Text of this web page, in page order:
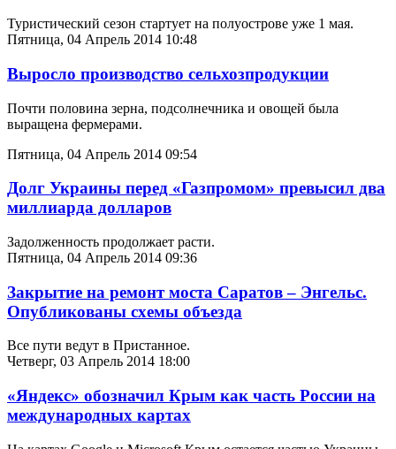
Туристический сезон стартует на полуострове уже 1 мая.
Пятница, 04 Апрель 2014 10:48
Выросло производство сельхозпродукции
Почти половина зерна, подсолнечника и овощей была
выращена фермерами.
Пятница, 04 Апрель 2014 09:54
Долг Украины перед «Газпромом» превысил два
миллиарда долларов
Задолженность продолжает расти.
Пятница, 04 Апрель 2014 09:36
Закрытие на ремонт моста Саратов – Энгельс.
Опубликованы схемы объезда
Все пути ведут в Пристанное.
Четверг, 03 Апрель 2014 18:00
«Яндекс» обозначил Крым как часть России на
международных картах